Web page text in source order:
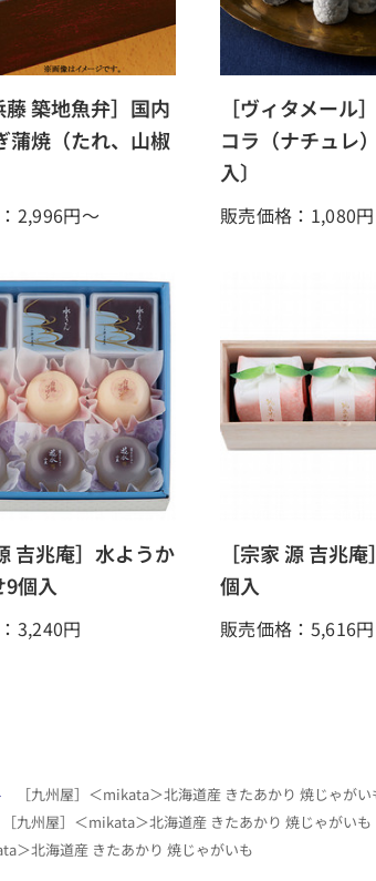
藤 築地魚弁］国内
蒲焼（たれ、山椒
2,996円～
［ヴィタメール
コラ（ナチュレ
入〕
販売価格：1,080円
吉兆庵］水ようか
個入
3,240円
［宗家 源 吉兆
個入
販売価格：5,616円
［九州屋］＜mikata＞北海道産 きたあかり 焼じゃがい
［九州屋］＜mikata＞北海道産 きたあかり 焼じゃがいも
＞北海道産 きたあかり 焼じゃがいも